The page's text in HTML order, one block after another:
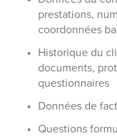
prestations,
coordonnées
Historique du
documents,
questionnaires
Données de
Questions